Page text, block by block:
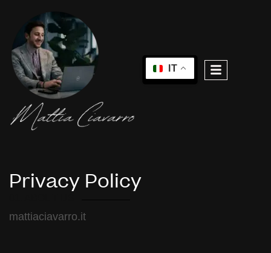
IT
Privacy Policy
mattiaciavarro.it